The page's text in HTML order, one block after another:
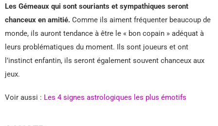
Les Gémeaux qui sont souriants et sympathiques seront
chanceux en amitié. Comme ils aiment fréquenter beaucoup de
monde, ils auront tendance à être le « bon copain » adéquat à
leurs problématiques du moment. Ils sont joueurs et ont
l’instinct enfantin, ils seront également souvent chanceux aux
jeux.
Voir aussi : Les 4 signes astrologiques les plus émotifs